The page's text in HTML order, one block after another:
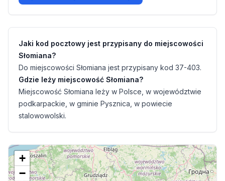
Jaki kod pocztowy jest przypisany do miejscowości
Słomiana?
Do miejscowości Słomiana jest przypisany kod 37-403.
Gdzie leży miejscowość Słomiana?
Miejscowość Słomiana leży w Polsce, w województwie
podkarpackie, w gminie Pysznica, w powiecie
stalowowolski.
+
−